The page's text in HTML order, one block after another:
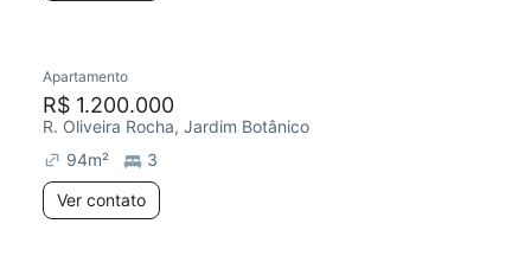
Redecorar
Apartamento
R$ 1.200.000
R. Oliveira Rocha, Jardim Botânico
94m²
3
Ver contato